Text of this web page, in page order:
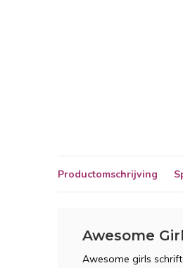
Productomschrijving
Awesome
Awesome girls